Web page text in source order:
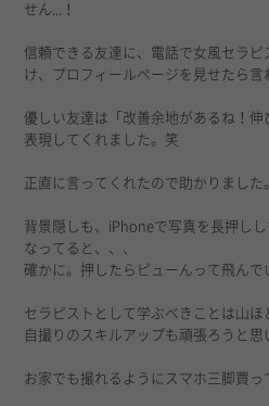
せん...！
信頼できる友達に、電話で女風セラ
け、プロフィールページを見せたら言
優しい友達は「改善余地があるね！
表現してくれました。笑
正直に言ってくれたので助かりました
背景隠しも、iPhoneで写真を長押し
なってると、、、
確かに。押したらピューんって飛んで
セラピストとして学ぶべきことは山ほ
自撮りのスキルアップも頑張ろうと思
お家でも撮れるようにスマホ三脚買っ